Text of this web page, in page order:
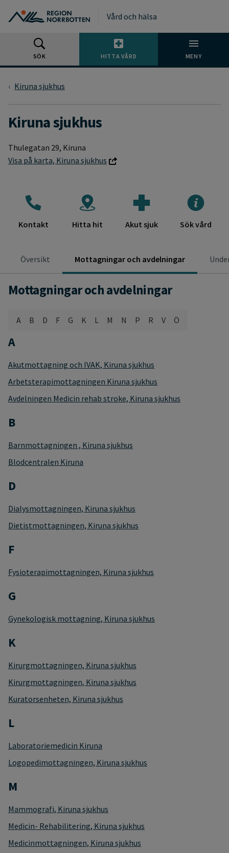
Vård och hälsa
SÖK HITTA VÅRD MENY
Kiruna sjukhus
Kiruna sjukhus
Thulegatan 29, Kiruna
Visa på karta, Kiruna sjukhus
Genvägar till populärt innehåll på
Kontakt Hitta hit Akut sjuk Sök vård
Översikt Mottagningar och avdelningar
Mottagningar och avdelningar
A B D F G K L M N P R V Ö
A
Akutmottagning och IVAK, Kiruna sjukhus
Arbetsterapimottagningen Kiruna sjukhus
Avdelningen Medicin rehab stroke, Kiruna sjukhus
B
Barnmottagningen , Kiruna sjukhus
Blodcentralen Kiruna
D
Dialysmottagningen, Kiruna sjukhus
Dietistmottagningen, Kiruna sjukhus
F
Fysioterapimottagningen, Kiruna sjukhus
G
Gynekologisk mottagning, Kiruna sjukhus
K
Kirurgmottagningen, Kiruna sjukhus
Kirurgmottagningen, Kiruna sjukhus
Kuratorsenheten, Kiruna sjukhus
L
Laboratoriemedicin Kiruna
Logopedimottagningen, Kiruna sjukhus
M
Mammografi, Kiruna sjukhus
Medicin- Rehabilitering, Kiruna sjukhus
Medicinmottagningen, Kiruna sjukhus